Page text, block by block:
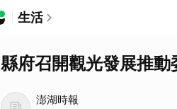
生活
縣府召開觀光發展推動
澎湖時報